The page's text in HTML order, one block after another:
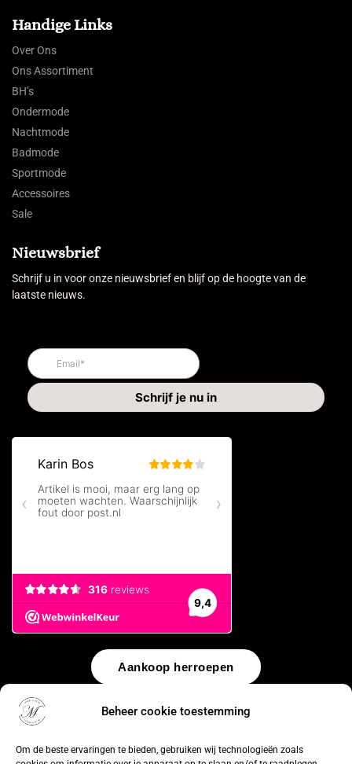
Beheer cookie toestemming
Om de beste ervaringen te bieden, gebruiken wij technologieën zoals
Handige Links
Over Ons
Ons Assortiment
BH’s
Ondermode
Nachtmode
Badmode
Sportmode
Accessoires
Sale
Nieuwsbrief
Schrijf u in voor onze nieuwsbrief en blijf op de hoogte van de
laatste nieuws.
Aankoop herroepen
© 2026 by WebUnlimited–Algemene voorwaarden